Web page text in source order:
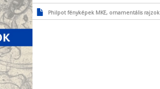
Philpot fényképek MKE, ornamentális rajzok